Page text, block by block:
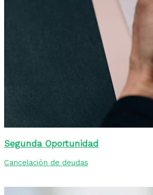
Segunda Oportunidad
Cancelación de deudas